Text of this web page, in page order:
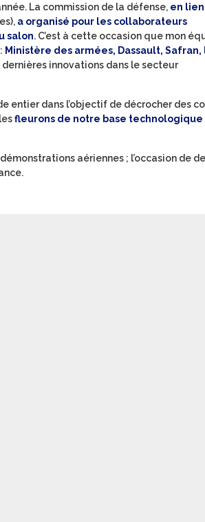
La commission de la défense, en
a organisé pour les collaborateurs
salon. C’est à cette occasion que mon
Ministère des armées, Dassault, Safran,
innovations dans le secteur
entier dans l’objectif de décrocher des
fleurons de notre base
aériennes ; l’occasion de